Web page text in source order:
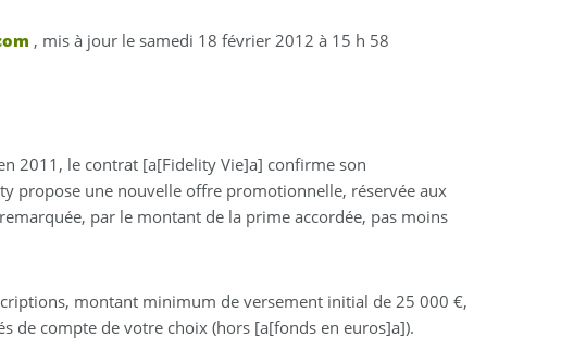
, mis à jour lesamedi 18 février 2012 à 15 h 58
2011, le contrat [a[Fidelity Vie]a] confirme son
propose une nouvelle offre promotionnelle, réservée aux
par le montant de la prime accordée, pas moins
montant minimum de versement initial de 25 000 €,
de compte de votre choix (hors [a[fonds en euros]a]).